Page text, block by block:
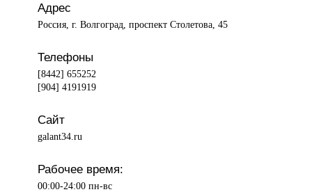
Адрес
Россия, г. Волгоград, проспект Столетова, 45
Телефоны
[8442] 655252
[904] 4191919
Сайт
galant34.ru
Рабочее время:
00:00-24:00 пн-вс